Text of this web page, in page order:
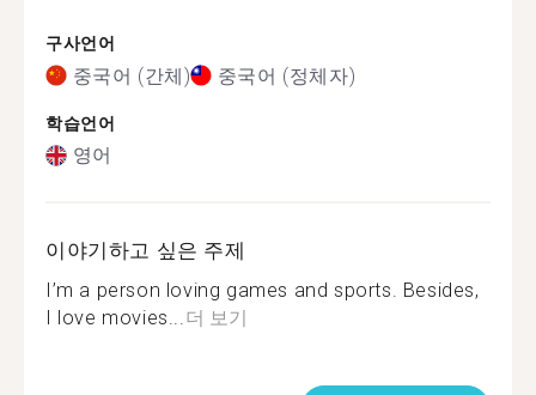
구사언어
중국어 (간체) 중국어 (정체자)
학습언어
영어
이야기하고 싶은 주제
I’m a person loving games and sports. Besides,
I love movies...더 보기